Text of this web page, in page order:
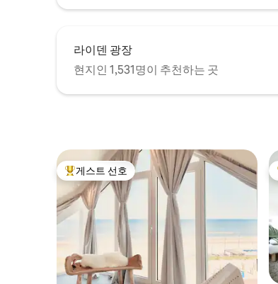
라이덴 광장
현지인 1,531명이 추천하는 곳
상위 게스트 선호
게스트 선호